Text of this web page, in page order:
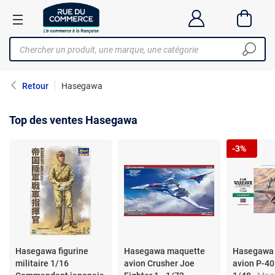
Retour Hasegawa
Top des ventes Hasegawa
Hasegawa figurine
militaire 1/16
Hasegawa maquette
avion Crusher Joe
avion P-
-3%